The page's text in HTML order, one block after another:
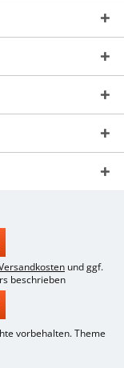
und ggf.
beschrieben
vorbehalten. Theme